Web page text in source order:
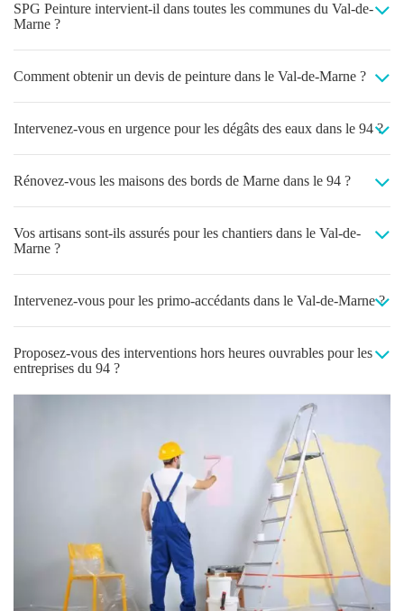
SPG Peinture intervient-il dans toutes les communes du Val-de-
Marne ?
Comment obtenir un devis de peinture dans le Val-de-Marne ?
Intervenez-vous en urgence pour les dégâts des eaux dans le 94 ?
Rénovez-vous les maisons des bords de Marne dans le 94 ?
Vos artisans sont-ils assurés pour les chantiers dans le Val-de-
Marne ?
Intervenez-vous pour les primo-accédants dans le Val-de-Marne ?
Proposez-vous des interventions hors heures ouvrables pour les
entreprises du 94 ?